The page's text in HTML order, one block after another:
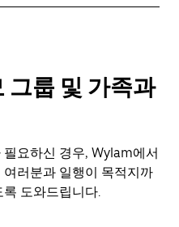
그룹 및 가족과
요하신 경우, Wylam에서
러분과 일행이 목적지까
도와드립니다.